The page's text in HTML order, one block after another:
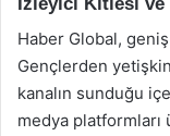
Haber Global,
Gençlerden
kanalın sunduğu
medya platformları